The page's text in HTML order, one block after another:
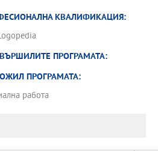
КВАЛИФИКАЦИЯ:
ПРОГРАМАТА:
ПРОГРАМАТА:
работа